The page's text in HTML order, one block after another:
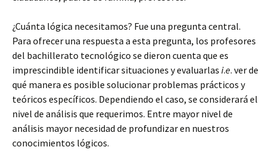
¿Cuánta lógica necesitamos? Fue una pregunta central.
Para ofrecer una respuesta a esta pregunta, los profesores
del bachillerato tecnológico se dieron cuenta que es
imprescindible identificar situaciones y evaluarlas i.e. ver de
qué manera es posible solucionar problemas prácticos y
teóricos específicos. Dependiendo el caso, se considerará el
nivel de análisis que requerimos. Entre mayor nivel de
análisis mayor necesidad de profundizar en nuestros
conocimientos lógicos.